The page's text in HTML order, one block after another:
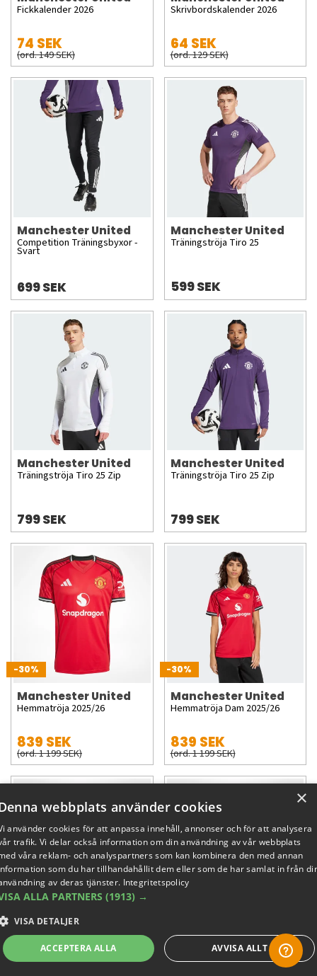
Fickkalender 2026
74 SEK
(ord. 149 SEK)
Skrivbordskalender 2026
64 SEK
(ord. 129 SEK)
Manchester United
Competition Träningsbyxor -
Svart
699 SEK
Manchester United
Träningströja Tiro 25
599 SEK
Manchester United
Träningströja Tiro 25 Zip
799 SEK
Manchester United
Träningströja Tiro 25 Zip
799 SEK
-30%
Manchester United
Hemmatröja 2025/26
839 SEK
(ord. 1 199 SEK)
-30%
Manchester United
Hemmatröja Dam 2025/26
839 SEK
(ord. 1 199 SEK)
-30%
Manchester United
Hemmaställ 2025/26 - Barn
×
webbplats använder cookies
använder cookies för att anpassa innehåll, annonser och för att analysera
trafik. Vi delar också information om din användning av vår webbplats
våra reklam- och analyspartners som kan kombinera den med annan
som du har tillhandahållit dem eller som de har samlat in från
av deras tjänster. Integritetspolicy
ALLA PARTNERS (1913) →
VISA DETALJER
ACCEPTERA ALLA AVVISA ALLT